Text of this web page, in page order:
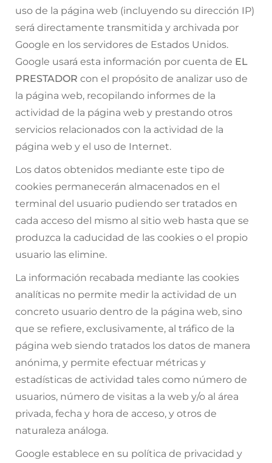
uso de la página web (incluyendo su dirección IP)
será directamente transmitida y archivada por
Google en los servidores de Estados Unidos.
Google usará esta información por cuenta de EL
PRESTADOR con el propósito de analizar uso de
la página web, recopilando informes de la
actividad de la página web y prestando otros
servicios relacionados con la actividad de la
página web y el uso de Internet.
Los datos obtenidos mediante este tipo de
cookies permanecerán almacenados en el
terminal del usuario pudiendo ser tratados en
cada acceso del mismo al sitio web hasta que se
produzca la caducidad de las cookies o el propio
usuario las elimine.
La información recabada mediante las cookies
analíticas no permite medir la actividad de un
concreto usuario dentro de la página web, sino
que se refiere, exclusivamente, al tráfico de la
página web siendo tratados los datos de manera
anónima, y permite efectuar métricas y
estadísticas de actividad tales como número de
usuarios, número de visitas a la web y/o al área
privada, fecha y hora de acceso, y otros de
naturaleza análoga.
Google establece en su política de privacidad y